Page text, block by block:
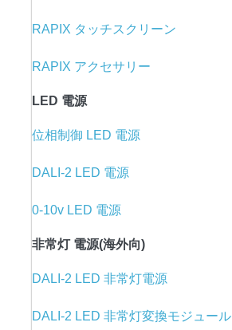
RAPIX タッチスクリーン
RAPIX アクセサリー
LED 電源
位相制御 LED 電源
DALI-2 LED 電源
0-10v LED 電源
非常灯 電源(海外向)
DALI-2 LED 非常灯電源
DALI-2 LED 非常灯変換モジュール